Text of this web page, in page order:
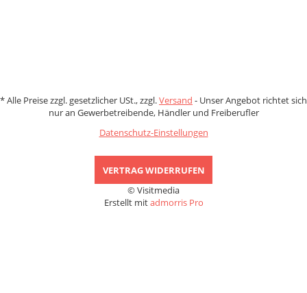
*Alle Preise zzgl. gesetzlicher USt., zzgl.Versand - Unser Angebot richtet sich
nur an Gewerbetreibende, Händler und Freiberufler
Datenschutz-Einstellungen
VERTRAG WIDERRUFEN
© Visitmedia
Erstellt mitadmorris Pro